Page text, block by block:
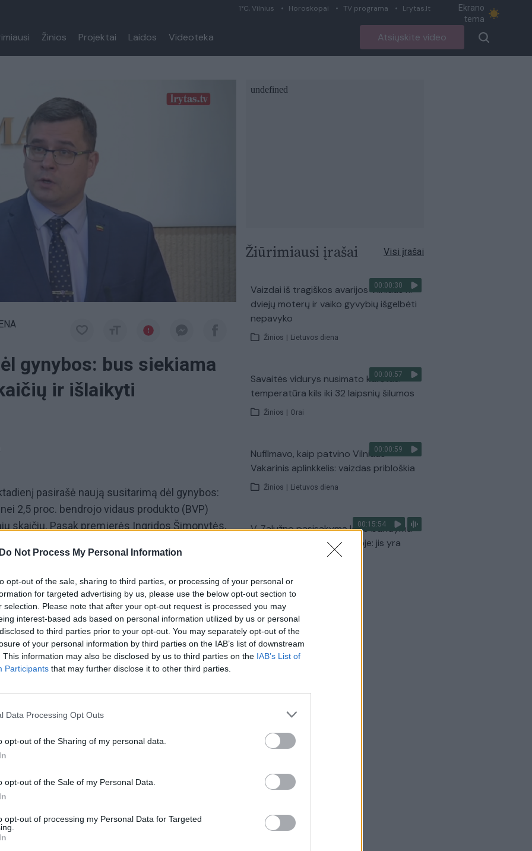
Do Not Process My Personal Information
opt-out of the sale, sharing to third parties, or processing of your personal or
for targeted advertising by us, please use the below opt-out section to
selection. Please note that after your opt-out request is processed you may
interest-based ads based on personal information utilized by us or personal
to third parties prior to your opt-out. You may separately opt-out of the
of your personal information by third parties on the IAB’s list of downstream
This information may also be disclosed by us to third parties on the IAB’s List of
Participants that may further disclose it to other third parties.
Data Processing Opt Outs
opt-out of the Sharing of my personal data.
opt-out of the Sale of my Personal Data.
opt-out of processing my Personal Data for Targeted
1°C, Vilnius Horoskopai TV programa Lrytas.lt
Ekrano
tema
Žinios Projektai Laidos Videoteka Atsiųskite video
gynybos: bus siekiama
ir išlaikyti
pasirašė naują susitarimą dėl gynybos:
2,5 proc. bendrojo vidaus produkto (BVP)
skaičių. Pasak premjerės Ingridos Šimonytės,
Ukrainoje, Vyriausybė su visų partijų
dėl gynybos įgyvendinimą.
gynyba šauktinių kariuomenė
karas Ukrainoje
–
kasdienybė – priekabiavimas, patyčios ir
Žinios Lietuvos diena
Žiūrimiausi įrašai Visi įrašai
00:00:30
Vaizdai iš tragiškos avarijos Vilniaus r.:
dviejų moterų ir vaiko gyvybių išgelbėti
nepavyko
Žinios Lietuvos diena
00:00:57
Savaitės vidurys nusimato karštas:
temperatūra kils iki 32 laipsnių šilumos
Žinios Orai
00:00:59
Nufilmavo, kaip patvino Vilniaus
Vakarinis aplinkkelis: vaizdas pribloškia
Žinios Lietuvos diena
00:15:54
V. Zalužno pasisakymą laiko bandymu
įsitvirtinti Ukrainos politikoje: jis yra
Laidos